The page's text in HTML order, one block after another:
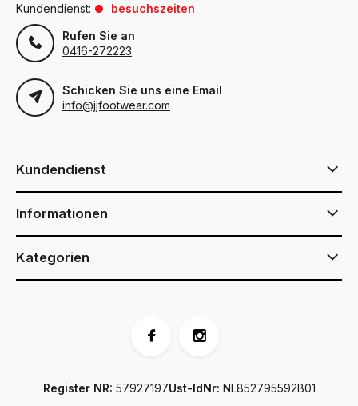
Kundendienst:
besuchszeiten
Rufen Sie an
0416-272223
Schicken Sie uns eine Email
info@jjfootwear.com
Kundendienst
Informationen
Kategorien
Register NR: 57927197Ust-IdNr: NL852795592B01